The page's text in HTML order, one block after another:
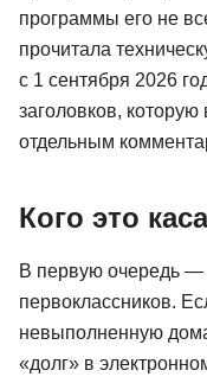
программы его не
прочитала
с 1 сентября 2026
заголовков,
отдельным
Кого это
В первую очередь
первоклассников.
невыполненную
«долг» в